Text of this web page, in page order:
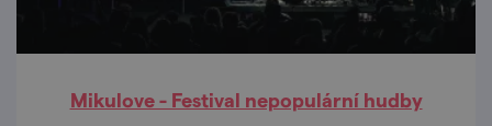
Mikulove - Festival nepopulární hudby